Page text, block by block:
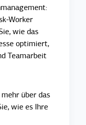
Worker
wie das
optimiert,
Teamarbeit
über das
wie es Ihre